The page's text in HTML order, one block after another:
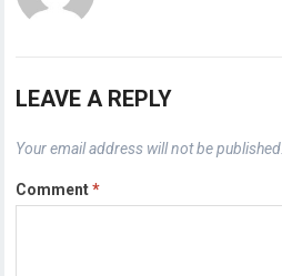
LEAVE A REPLY
Your email address will not be published.
Comment*